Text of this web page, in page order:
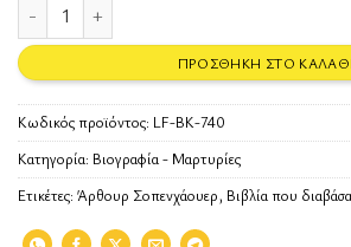
ΠΡΟΣΘΉΚΗ ΣΤΟ ΚΑΛΆΘΙ
Κωδικός προϊόντος: LF-BK-740
Κατηγορία: Βιογραφία - Μαρτυρίες
Ετικέτες: Άρθουρ Σοπενχάουερ, Βιβλία που